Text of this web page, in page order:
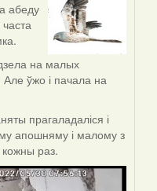
абеду
на малых
Але ўжо і пачала на
прагаладаліся і
апошняму і малому з
раз.